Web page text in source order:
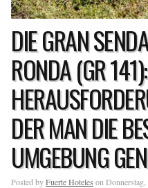
DIE GRAN
RONDA (GR
ER MAN DIE
MGEBUNG
Posted byFuerte Hoteles on Donnerstag,